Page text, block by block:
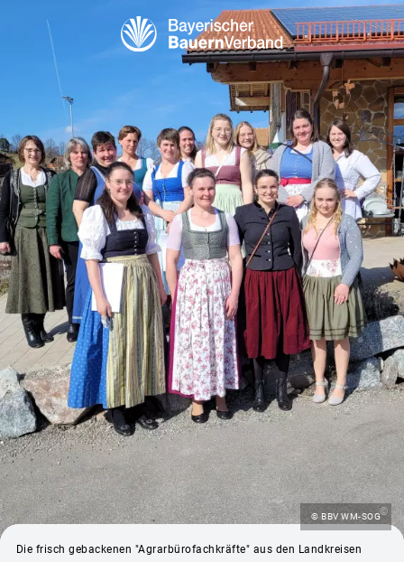
© BBV WM-SOG©
Die frisch gebackenen "Agrarbürofachkräfte" aus den Landkreisen